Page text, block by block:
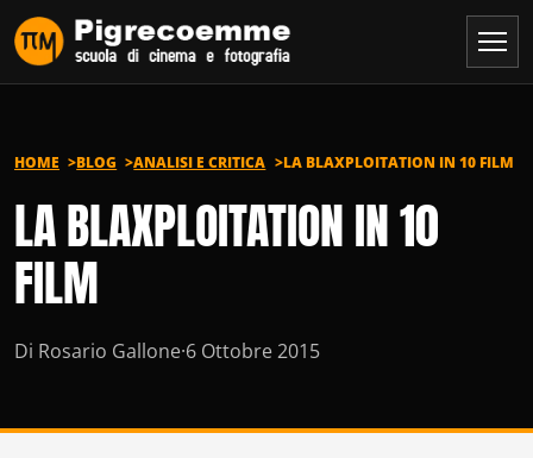
Vai al contenuto
HOME BLOG ANALISI E CRITICA LA BLAXPLOITATION IN 10 FILM
LA BLAXPLOITATION IN 10
FILM
Di Rosario Gallone·6 Ottobre 2015